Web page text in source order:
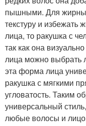
пышными. Для
текстуру и избежать
лица, то ракушка с
так как она
лица можно выбрать
эта форма лица
ракушка с мягкими
угловатость. Таким
универсальный
любые волосы и